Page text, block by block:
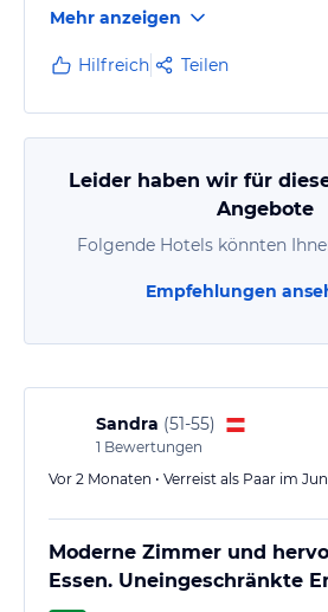
Mehr anzeigen
Hilfreich Teilen
Leider haben wir für
Angebote
Folgende Hotels könnten
Empfehlungen
Sandra (51-55)
1 Bewertungen
Vor 2 Monaten • Verreist als Paar im
Moderne Zimmer und
Essen. Uneingeschränkte